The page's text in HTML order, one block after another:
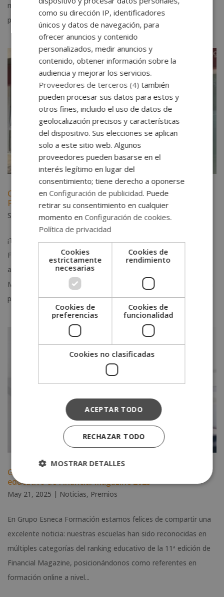
millones de impresiones en su última edición y creciente
presencia en motores de...
Conoce a Neca, la mascota oficial de Grupo Esneca
Formación
Sep 12, 2025|Noticias
¡Te presentamos a Neca, la mascota de Grupo Esneca
Formación! Es una búho encantadora y ha llegado para
acompañar a nuestra comunidad en el camino del aprendizaje.
Más que un símbolo, también es la prueba de que la formación
puede combinar la seriedad y el rigor con...
Grupo Esneca Formación destaca en el ranking
educativo de Financial Magazine 2025
May 21, 2025 | Noticias, Premios
En Grupo Esneca Formación estamos felices de compartir una
excelente noticia: nuestras escuelas han sido reconocidas en
múltiples categorías del ranking educativo de la 11ª edición de
Financial Magazine, posicionándonos como referentes en
formación online a nivel...
como su dirección IP, identificadores
únicos y datos de navegación, para
ofrecer anuncios y contenido
personalizados, medir anuncios y
contenido, obtener información sobre la
audiencia y mejorar los servicios.
Proveedores de terceros (4) también
pueden procesar sus datos para estos y
otros fines, incluido el uso de datos de
geolocalización precisos y características
del dispositivo. Sus elecciones se aplican
solo a este sitio web. Algunos
proveedores pueden basarse en el
interés legítimo en lugar del
consentimiento; tiene derecho a oponerse
en Configuración de publicidad. Puede
retirar su consentimiento en cualquier
momento en Configuración de cookies.
Política de privacidad
Cookies
estrictamente
necesarias
Cookies de
rendimiento
Cookies de
preferencias
Cookies de
funcionalidad
Cookies no clasificadas
ACEPTAR TODO
RECHAZAR TODO
MOSTRAR DETALLES